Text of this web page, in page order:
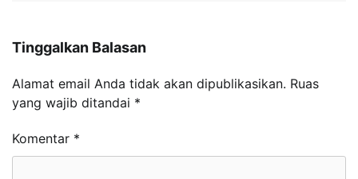
Tinggalkan Balasan
Alamat email Anda tidak akan dipublikasikan. Ruas
yang wajib ditandai *
Komentar *